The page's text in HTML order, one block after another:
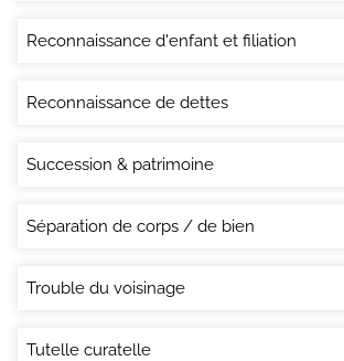
Reconnaissance d'enfant et filiation
Reconnaissance de dettes
Succession & patrimoine
Séparation de corps / de bien
Trouble du voisinage
Tutelle curatelle